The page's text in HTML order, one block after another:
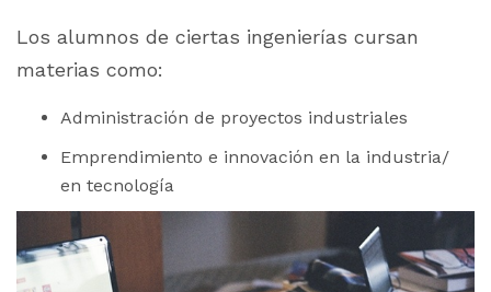
Los alumnos de ciertas ingenierías cursan
materias como:
Administración de proyectos industriales
Emprendimiento e innovación en la industria/
en tecnología